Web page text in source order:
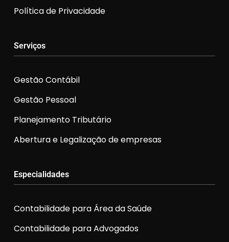
Política de Privacidade
Serviços
Gestão Contábil
Gestão Pessoal
Planejamento Tributário
Abertura e Legalização de empresas
Especialidades
Contabilidade para Área da Saúde
Contabilidade para Advogados